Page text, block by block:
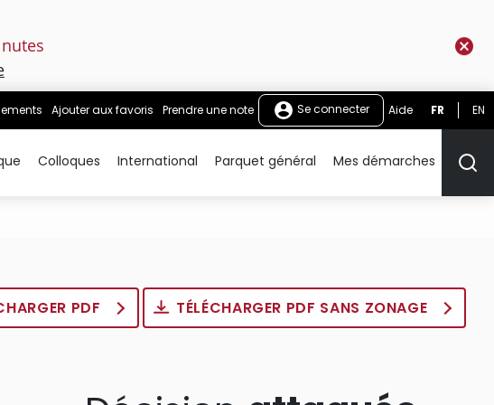
Ajouter aux favoris Prendre une note Se connecter Aide FR EN
Colloques International Parquet général Mes démarches
PDF TÉLÉCHARGER PDF SANS ZONAGE